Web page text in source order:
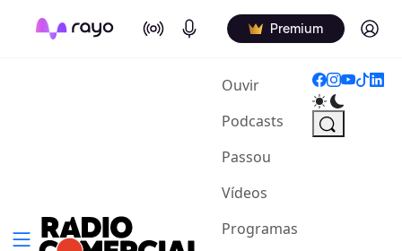
On Air Podcasts Premium Log in
Ouvir(current)
Podcasts
Passou
Vídeos
Programas